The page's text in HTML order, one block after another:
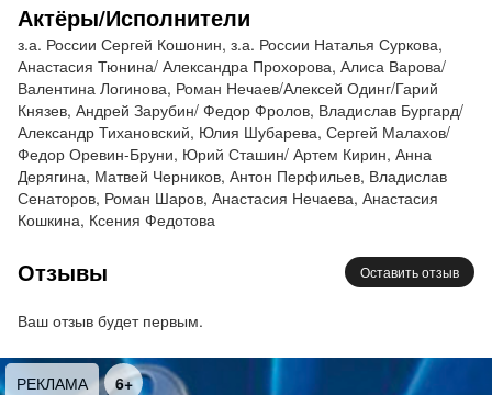
человеку. Правда, чтобы понять это, неплохо
иметь образование и воспитание, которыми не
страдают герои пьесы Вуди Аллена. Их
большинство, независимо от пола и возраста,
принадлежит к криминальным кругам – по
профессии или по родству. Главный тут – Сэл,
неотесанный глава огромного мафиозного клана.
Обеспеченность его жены и детей бесспорна, но
все они испытывают скрытую тоску, подспудно
ощущают душевную пустоту. Однако колесо
преступной Фортуны делает неожиданный
поворот: совершив выгодную сделку, Сэл
Рафаэля. И жизнь семейства, обитающего в
Актёры/Исполнители
з.а. России Сергей Кошонин, з.а. России Наталья Суркова,
Анастасия Тюнина/ Александра Прохорова, Алиса Варова/
Валентина Логинова, Роман Нечаев/Алексей Одинг/Гарий
Князев, Андрей Зарубин/ Федор Фролов, Владислав Бургард/
Александр Тихановский, Юлия Шубарева, Сергей Малахов/
Федор Оревин-Бруни, Юрий Сташин/ Артем Кирин, Анна
Дерягина, Матвей Черников, Антон Перфильев, Владислав
Сенаторов, Роман Шаров, Анастасия Нечаева, Анастасия
Кошкина, Ксения Федотова
Отзывы Оставить отзыв
Ваш отзыв будет первым.
РЕКЛАМА 6+